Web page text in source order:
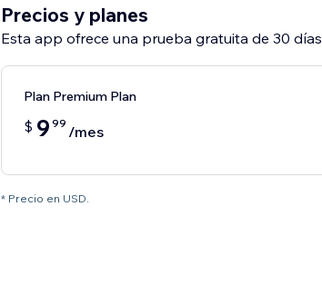
Precios y planes
Esta app ofrece una prueba gratuita de 30 días
Plan Premium Plan
$ 9 99 /mes
* Precio en USD.